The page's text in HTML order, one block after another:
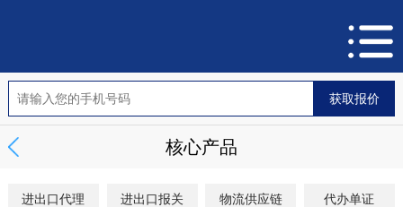
核心产品
进出口代理 进出口报关 物流供应链 代办单证